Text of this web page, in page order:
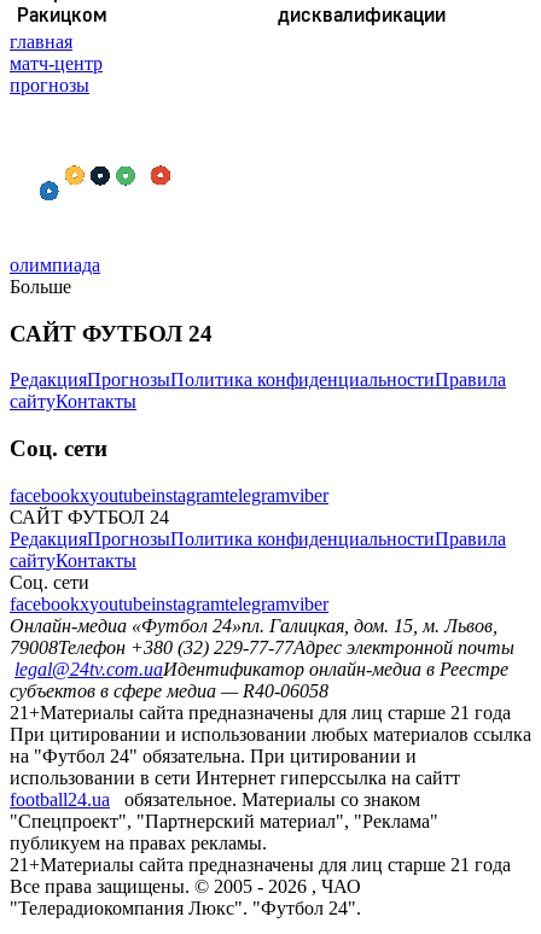
главная
матч-центр
прогнозы
олимпиада
Больше
САЙТ ФУТБОЛ 24
РедакцияПрогнозыПолитика конфиденциальностиПравила
сайтуКонтакты
Соц. сети
facebookxyoutubeinstagramtelegramviber
САЙТ ФУТБОЛ 24
РедакцияПрогнозыПолитика конфиденциальностиПравила
сайтуКонтакты
Соц. сети
facebookxyoutubeinstagramtelegramviber
Онлайн-медиа «Футбол 24»пл. Галицкая, дом. 15, м. Львов,
79008Телефон +380 (32) 229-77-77Адрес электронной почты
legal@24tv.com.uaИдентификатор онлайн-медиа в Реестре
субъектов в сфере медиа — R40-06058
21+Материалы сайта предназначены для лиц старше 21 года
При цитировании и использовании любых материалов ссылка
на "Футбол 24" обязательна. При цитировании и
использовании в сети Интернет гиперссылка на сайтт
football24.ua
обязательное. Материалы со знаком
"Спецпроект", "Партнерский материал", "Реклама"
публикуем на правах рекламы.
21+Материалы сайта предназначены для лиц старше 21 года
Все права защищены. © 2005 - 2026 , ЧАО
"Телерадиокомпания Люкс". "Футбол 24".